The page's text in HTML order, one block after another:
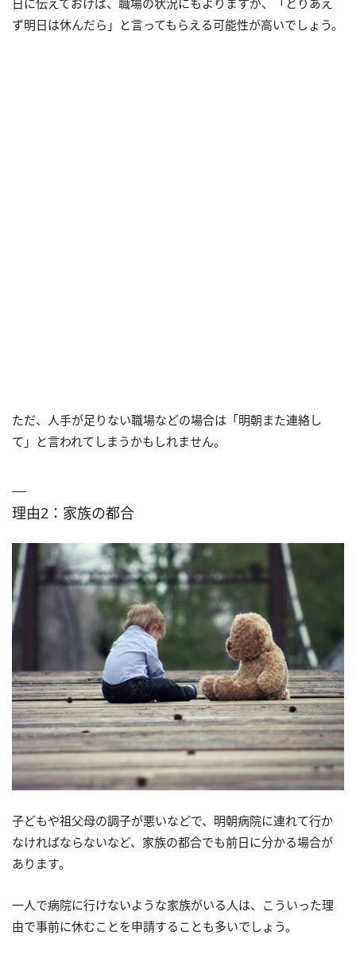
ず明日は休んだら」と言ってもらえる可能性が高いでしょう。
ただ、人手が足りない職場などの場合は「明朝また連絡し
て」と言われてしまうかもしれません。
理由2：家族の都合
子どもや祖父母の調子が悪いなどで、明朝病院に連れて行か
なければならないなど、家族の都合でも前日に分かる場合が
あります。
一人で病院に行けないような家族がいる人は、こういった理
由で事前に休むことを申請することも多いでしょう。